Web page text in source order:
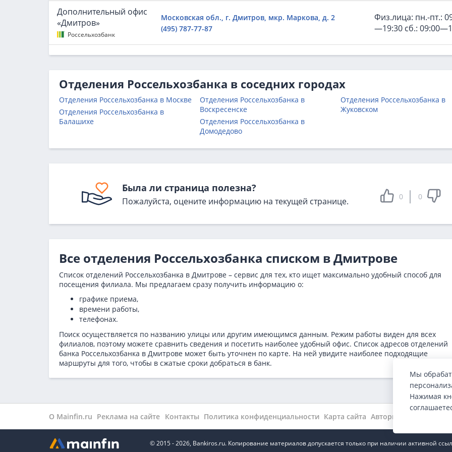
Дополнительный офис
«Дмитров»
Россельхозбанк
Московская обл., г. Дмитров, мкр. Маркова, д. 2
(495) 787-77-87
Физ.лица: пн.-пт.:
—19:30 сб.:
Отделения Россельхозбанка в соседних городах
Отделения Россельхозбанка в Москве
Отделения Россельхозбанка в
Балашихе
Отделения Россельхозбанка в
Воскресенске
Отделения Россельхозбанка в
Домодедово
Отделения Россельхозбанка в
Жуковском
Была ли страница полезна?
Пожалуйста, оцените информацию на текущей странице. 0 0
Все отделения Россельхозбанка списком в Дмитрове
Список отделений Россельхозбанка в Дмитрове – сервис для тех, кто ищет максимально удобный способ для
посещения филиала. Мы предлагаем сразу получить информацию о:
графике приема,
времени работы,
телефонах.
Поиск осуществляется по названию улицы или другим имеющимся данным. Режим работы виден для всех
филиалов, поэтому можете сравнить сведения и посетить наиболее удобный офис. Список адресов отделений
банка Россельхозбанка в Дмитрове может быть уточнен по карте. На ней увидите наиболее подходящие
маршруты для того, чтобы в сжатые сроки добраться в банк.
О Mainfin.ru Реклама на сайте Контакты Политика конфиденциальности Карта сайта Авторы
© 2015 - 2026, Bankiros.ru. Копирование материалов допускается только при наличии активной
Мы
Нажимая